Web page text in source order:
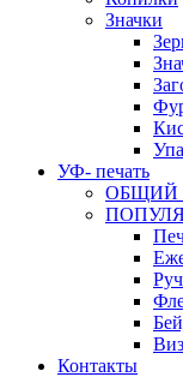
Значки
УФ- печать
ОБЩИЙ
Контакты